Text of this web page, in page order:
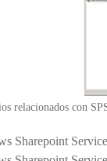
relacionados con
Sharepoint